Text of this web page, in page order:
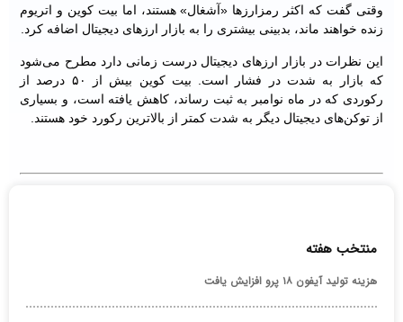
وقتی گفت که اکثر رمزارز‌ها «آشغال» هستند، اما بیت کوین و اتریوم
زنده خواهند ماند، بدبینی بیشتری را به بازار ارز‌های دیجیتال اضافه کرد.
این نظرات در بازار ارز‌های دیجیتال درست زمانی دارد مطرح می‌شود
که بازار به شدت در فشار است. بیت کوین بیش از ۵۰ درصد از
رکوردی که در ماه نوامبر به ثبت رساند، کاهش یافته است، و بسیاری
از توکن‌های دیجیتال دیگر به شدت کمتر از بالاترین رکورد خود هستند.
منتخب هفته
هزینه تولید آیفون ۱۸ پرو افزایش یافت